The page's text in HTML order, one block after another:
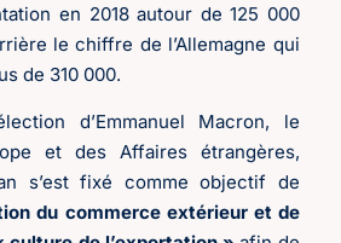
en 2018 autour de 125 000
le chiffre de l’Allemagne qui
de 310 000.
d’Emmanuel Macron, le
et des Affaires étrangères,
s’est fixé comme objectif de
du commerce extérieur et de